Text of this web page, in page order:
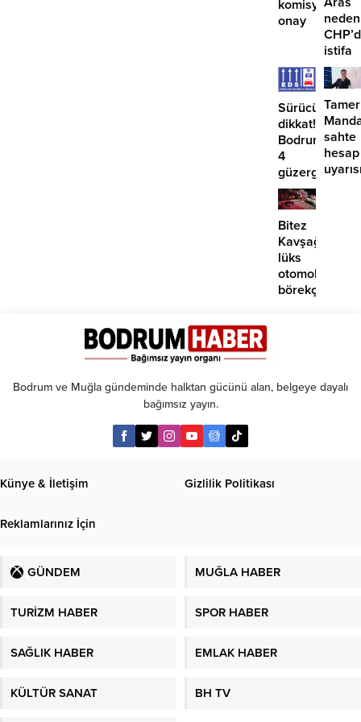
komisyondan
onay
neden
istifa
Sürücüler
dikkat!
Bodrum’da
4
güzergahta
EDS
başlıyor
Tamer
sahte
hesap
Bitez
Kavşağı’nda
lüks
otomobil
börekçiye
Bodrum ve Muğla gündeminde halktan gücünü alan, belgeye dayalı
bağımsız yayın.
Künye & İletişim Gizlilik Politikası
Reklamlarınız İçin
GÜNDEM MUĞLA HABER
TURİZM HABER SPOR HABER
SAĞLIK HABER EMLAK HABER
KÜLTÜR SANAT BH TV